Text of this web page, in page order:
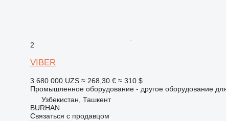
2
VIBER
3 680 000 UZS ≈ 268,30 € ≈ 310 $
Промышленное оборудование - другое оборудование
Узбекистан, Ташкент
BURHAN
Связаться с продавцом